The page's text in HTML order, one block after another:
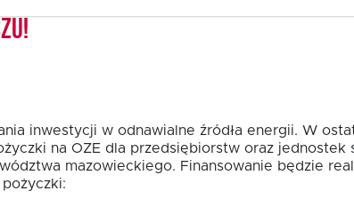
inwestycji w odnawialne źródła energii. W
na OZE dla przedsiębiorstw oraz
mazowieckiego. Finansowanie będzie